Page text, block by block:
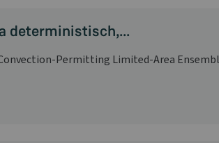
deterministisch,...
Permitting Limited-Area